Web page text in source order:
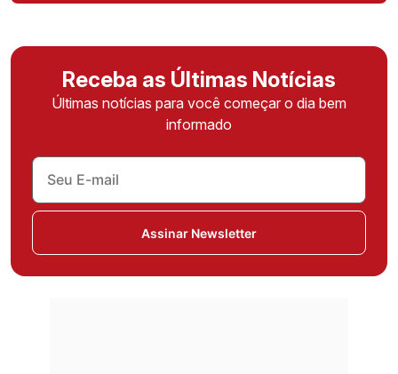
Receba as Últimas Notícias
Últimas notícias para você começar o dia bem
informado
Assinar Newsletter